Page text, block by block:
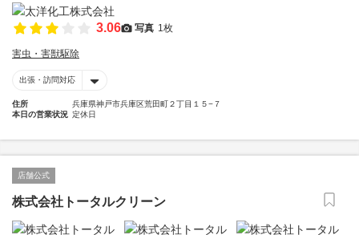
3.06 写真 1枚
害虫・害獣駆除
出張・訪問対応
住所
兵庫県神戸市兵庫区荒田町２丁目１５−７
本日の営業状況 定休日
店舗公式
株式会社トータルクリーン